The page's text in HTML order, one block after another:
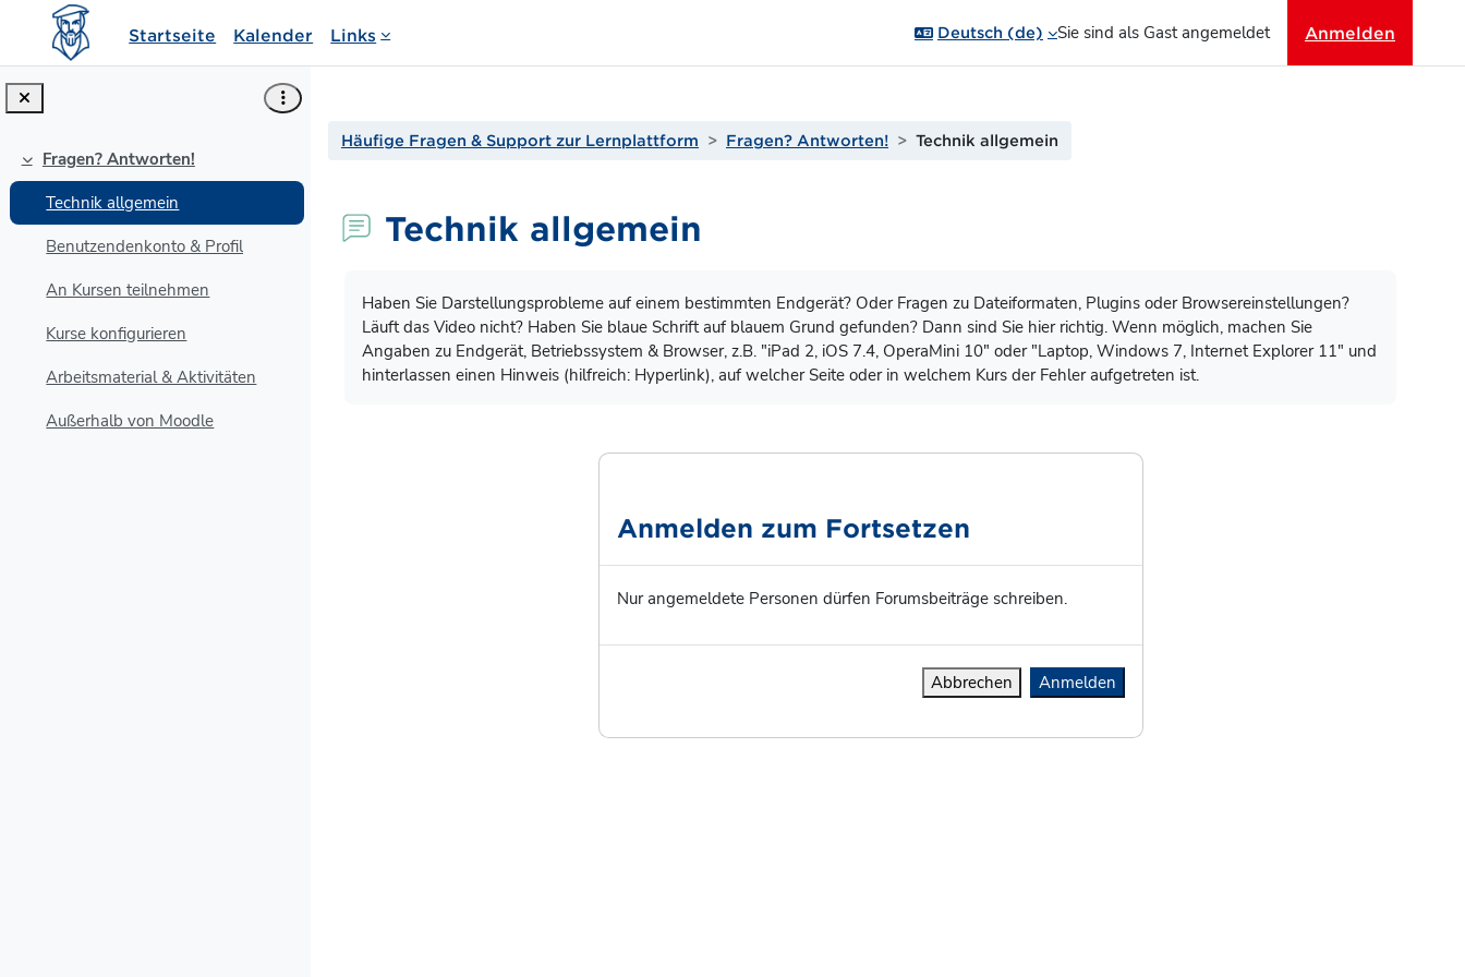
Zum Hauptinhalt
Startseite Kalender Links Deutsch ‎(de)‎ Sie sind als Gast angemeldet Anmelden
Einklappen
Fragen? Antworten!
Technik allgemein
Benutzendenkonto & Profil
An Kursen teilnehmen
Kurse konfigurieren
Arbeitsmaterial & Aktivitäten
Außerhalb von Moodle
Häufige Fragen & Support zur Lernplattform Fragen? Antworten! Technik allgemein
Technik allgemein
Haben Sie Darstellungsprobleme auf einem bestimmten Endgerät? Oder Fragen zu Dateiformaten, Plugins oder Browsereinstellungen?
Läuft das Video nicht? Haben Sie blaue Schrift auf blauem Grund gefunden? Dann sind Sie hier richtig. Wenn möglich, machen Sie
Angaben zu Endgerät, Betriebssystem & Browser, z.B. "iPad 2, iOS 7.4, OperaMini 10" oder "Laptop, Windows 7, Internet Explorer 11" und
hinterlassen einen Hinweis (hilfreich: Hyperlink), auf welcher Seite oder in welchem Kurs der Fehler aufgetreten ist.
Anmelden zum Fortsetzen
Nur angemeldete Personen dürfen Forumsbeiträge schreiben.
Abbrechen Anmelden